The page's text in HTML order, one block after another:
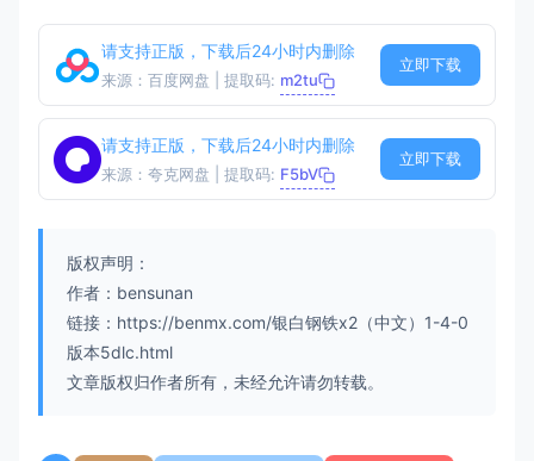
请支持正版，下载后24小时内删除
来源：百度网盘 | 提取码: m2tu
立即下载
请支持正版，下载后24小时内删除
来源：夸克网盘 | 提取码: F5bV
立即下载
版权声明：
作者：bensunan
链接：https://benmx.com/银白钢铁x2（中文）1-4-0
版本5dlc.html
文章版权归作者所有，未经允许请勿转载。